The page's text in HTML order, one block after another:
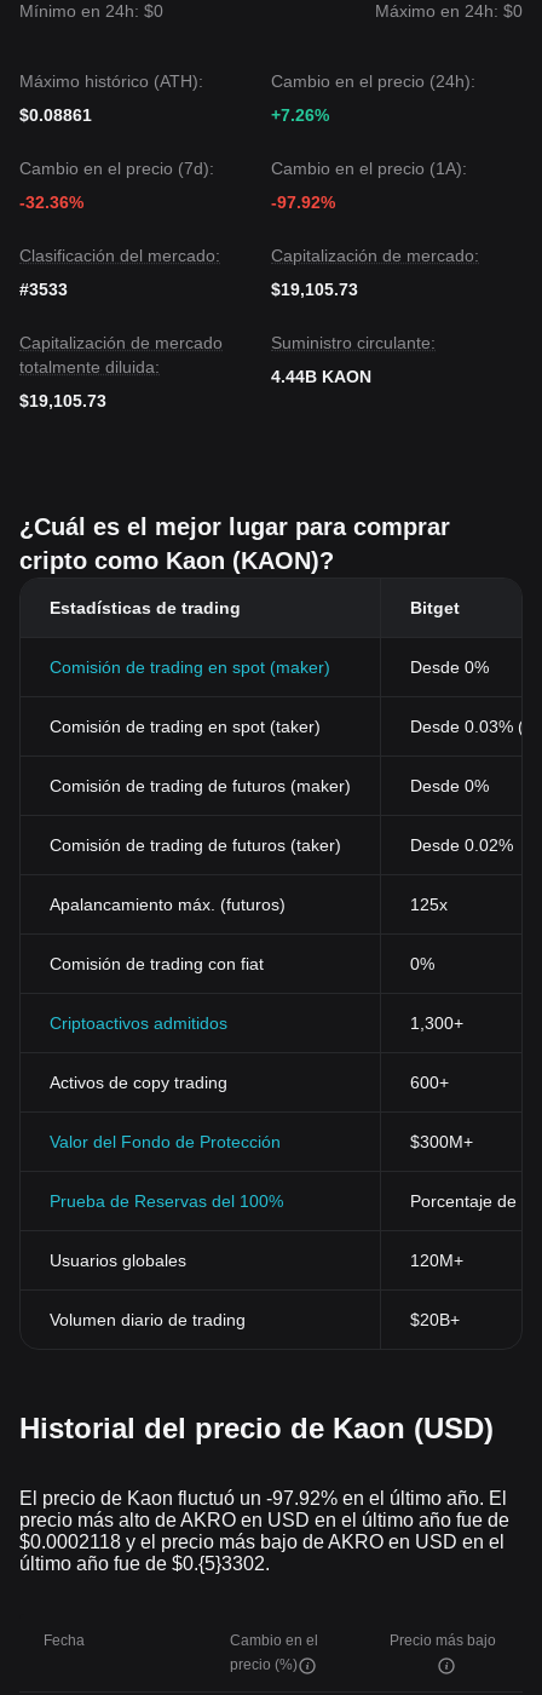
siguiente nivel de soporte objetivo podría ser$0.00510
aunque Kaon puede experimentar volatilidad o
posición por encima del soporte clave de
Neutral-Positiva.
Mínimo en 24h: $0 Máximo en 24h: $0
Máximo histórico (ATH):
$0.08861
Cambio en el precio (24h):
+7.26%
Cambio en el precio (7d):
-32.36%
Cambio en el precio (1A):
-97.92%
Clasificación del mercado:
#3533
Capitalización de mercado:
$19,105.73
Capitalización de mercado
totalmente diluida:
$19,105.73
Suministro circulante:
4.44B KAON
¿Cuál es el mejor lugar para comprar
cripto como Kaon (KAON)?
Estadísticas de trading Bitget
Comisión de trading en spot (maker) Desde 0%
Comisión de trading en spot (taker) Desde 0.03%
Comisión de trading de futuros (maker) Desde 0%
Comisión de trading de futuros (taker) Desde 0.02%
Apalancamiento máx. (futuros) 125x
Comisión de trading con fiat 0%
Criptoactivos admitidos 1,300+
Activos de copy trading 600+
Valor del Fondo de Protección $300M+
Prueba de Reservas del 100% Porcentaje de
Usuarios globales 120M+
Volumen diario de trading $20B+
Historial del precio de Kaon (USD)
El precio de Kaon fluctuó un -97.92% en el último año. El
precio más alto de AKRO en USD en el último año fue de
$0.0002118 y el precio más bajo de AKRO en USD en el
último año fue de $0.{5}3302.
Fecha
Cambio en el
precio (%)
Precio más bajo